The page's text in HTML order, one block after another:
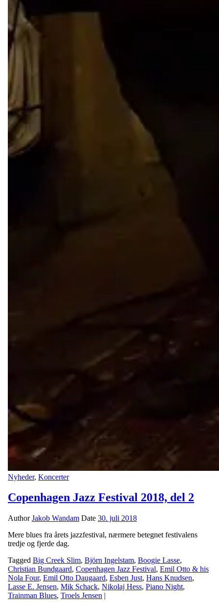
Nyheder, Koncerter
Copenhagen Jazz Festival 2018, del 2
AuthorJakob Wandam Date 30. juli 2018
Mere blues fra årets jazzfestival, nærmere betegnet festivalens
tredje og fjerde dag.
Tagged Big Creek Slim, Björn Ingelstam, Boogie Lasse,
Christian Bundgaard, Copenhagen Jazz Festival, Emil Otto & his
Nola Four, Emil Otto Daugaard, Esben Just, Hans Knudsen,
Lasse E. Jensen, Mik Schack, Nikolaj Hess, Piano Night,
Trainman Blues, Troels Jensen |